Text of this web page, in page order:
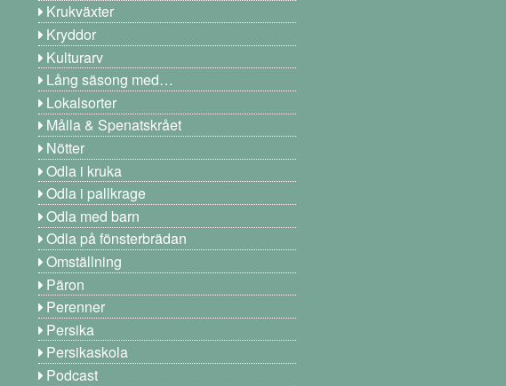
Krukväxter
Kryddor
Kulturarv
Lång säsong med…
Lokalsorter
Målla & Spenatskrået
Nötter
Odla i kruka
Odla i pallkrage
Odla med barn
Odla på fönsterbrädan
Omställning
Päron
Perenner
Persika
Persikaskola
Podcast